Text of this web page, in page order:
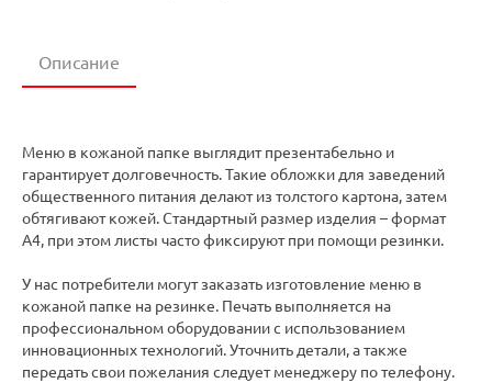
Описание
Меню в кожаной папке выглядит презентабельно и
гарантирует долговечность. Такие обложки для заведений
общественного питания делают из толстого картона, затем
обтягивают кожей. Стандартный размер изделия – формат
А4, при этом листы часто фиксируют при помощи резинки.
У нас потребители могут заказать изготовление меню в
кожаной папке на резинке. Печать выполняется на
профессиональном оборудовании с использованием
инновационных технологий. Уточнить детали, а также
передать свои пожелания следует менеджеру по телефону.